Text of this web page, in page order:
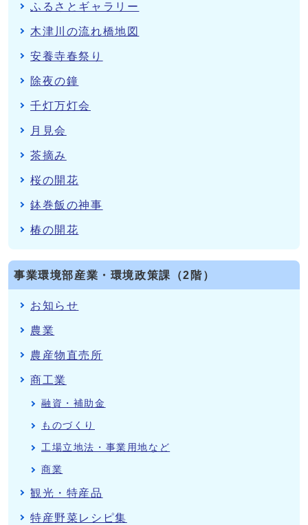
ふるさとギャラリー
木津川の流れ橋地図
安養寺春祭り
除夜の鐘
千灯万灯会
月見会
茶摘み
桜の開花
鉢巻飯の神事
椿の開花
事業環境部産業・環境政策課（2階）
お知らせ
農業
農産物直売所
商工業
融資・補助金
ものづくり
工場立地法・事業用地など
商業
観光・特産品
特産野菜レシピ集